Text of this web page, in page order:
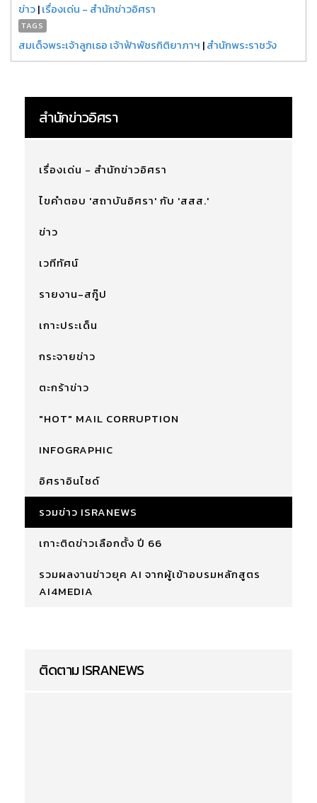
ข่าว|เรื่องเด่น - สำนักข่าวอิศรา
TAGS
สมเด็จพระเจ้าลูกเธอ เจ้าฟ้าพัชรกิติยาภาฯ |สำนักพระราชวัง
สำนักข่าวอิศรา
เรื่องเด่น - สำนักข่าวอิศรา
ไขคำตอบ 'สถาบันอิศรา' กับ 'สสส.'
ข่าว
เวทีทัศน์
รายงาน-สกู๊ป
เกาะประเด็น
กระจายข่าว
ตะกร้าข่าว
"HOT" MAIL CORRUPTION
INFOGRAPHIC
อิศราอินไซด์
รวมข่าว ISRANEWS
เกาะติดข่าวเลือกตั้ง ปี 66
รวมผลงานข่าวยุค AI จากผู้เข้าอบรมหลักสูตร
AI4MEDIA
ติดตาม ISRANEWS